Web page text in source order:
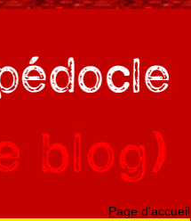
Page d'accueil